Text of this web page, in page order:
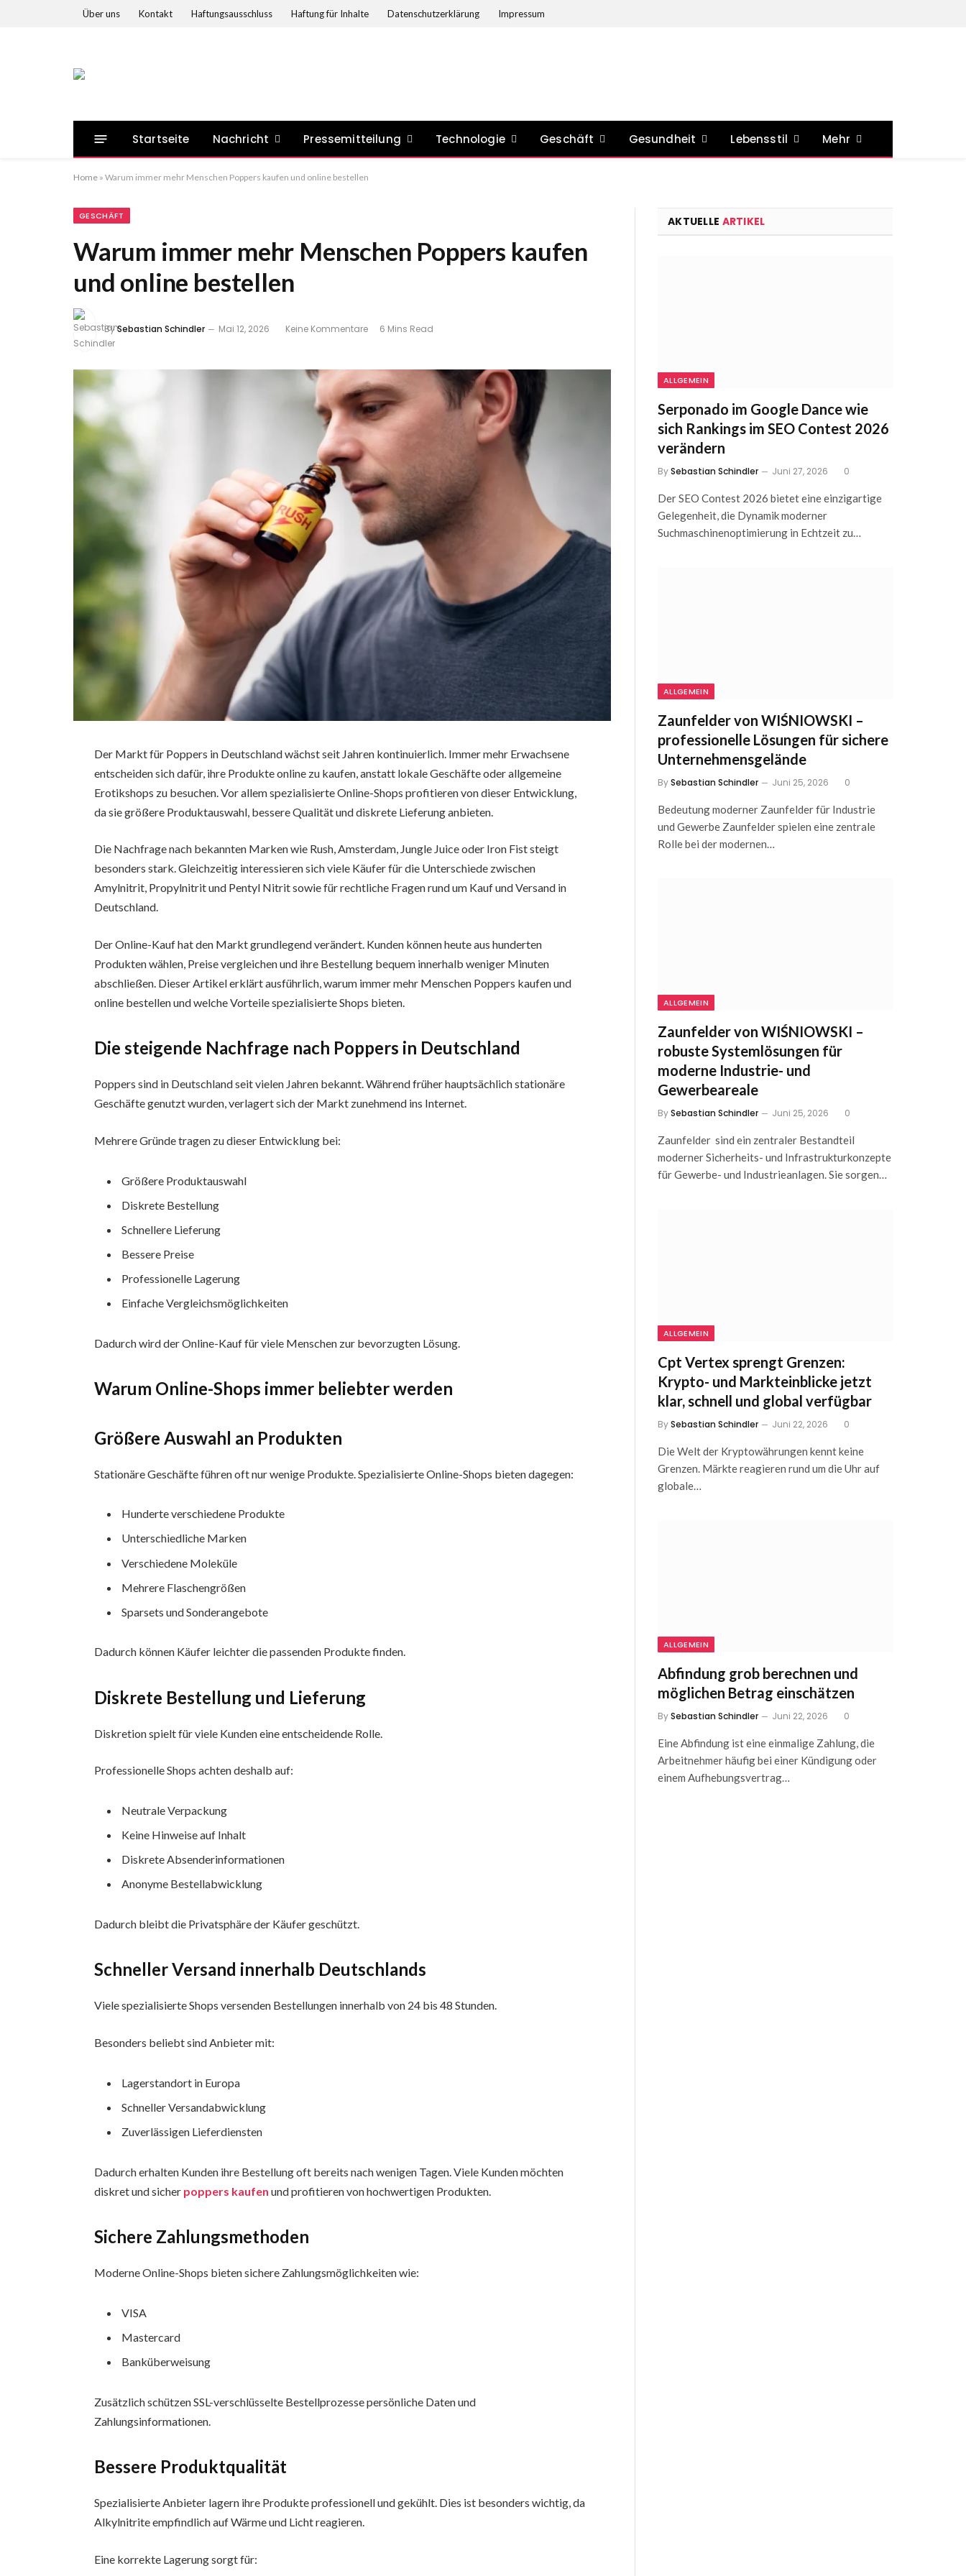
Über uns Kontakt Haftungsausschluss Haftung für Inhalte Datenschutzerklärung Impressum
Startseite Nachricht Pressemitteilung Technologie Geschäft Gesundheit Lebensstil Mehr
Home » Warum immer mehr Menschen Poppers kaufen und online bestellen
GESCHÄFT
Warum immer mehr Menschen Poppers kaufen
und online bestellen
BySebastian Schindler Mai 12, 2026 Keine Kommentare 6 Mins Read
Der Markt für Poppers in Deutschland wächst seit Jahren kontinuierlich. Immer mehr Erwachsene
entscheiden sich dafür, ihre Produkte online zu kaufen, anstatt lokale Geschäfte oder allgemeine
Erotikshops zu besuchen. Vor allem spezialisierte Online-Shops profitieren von dieser Entwicklung,
da sie größere Produktauswahl, bessere Qualität und diskrete Lieferung anbieten.
Die Nachfrage nach bekannten Marken wie Rush, Amsterdam, Jungle Juice oder Iron Fist steigt
besonders stark. Gleichzeitig interessieren sich viele Käufer für die Unterschiede zwischen
Amylnitrit, Propylnitrit und Pentyl Nitrit sowie für rechtliche Fragen rund um Kauf und Versand in
Deutschland.
Der Online-Kauf hat den Markt grundlegend verändert. Kunden können heute aus hunderten
Produkten wählen, Preise vergleichen und ihre Bestellung bequem innerhalb weniger Minuten
abschließen. Dieser Artikel erklärt ausführlich, warum immer mehr Menschen Poppers kaufen und
online bestellen und welche Vorteile spezialisierte Shops bieten.
Die steigende Nachfrage nach Poppers in Deutschland
Poppers sind in Deutschland seit vielen Jahren bekannt. Während früher hauptsächlich stationäre
Geschäfte genutzt wurden, verlagert sich der Markt zunehmend ins Internet.
Mehrere Gründe tragen zu dieser Entwicklung bei:
Größere Produktauswahl
Diskrete Bestellung
Schnellere Lieferung
Bessere Preise
Professionelle Lagerung
Einfache Vergleichsmöglichkeiten
Dadurch wird der Online-Kauf für viele Menschen zur bevorzugten Lösung.
Warum Online-Shops immer beliebter werden
Größere Auswahl an Produkten
Stationäre Geschäfte führen oft nur wenige Produkte. Spezialisierte Online-Shops bieten dagegen:
Hunderte verschiedene Produkte
Unterschiedliche Marken
Verschiedene Moleküle
Mehrere Flaschengrößen
Sparsets und Sonderangebote
Dadurch können Käufer leichter die passenden Produkte finden.
Diskrete Bestellung und Lieferung
Diskretion spielt für viele Kunden eine entscheidende Rolle.
Professionelle Shops achten deshalb auf:
Neutrale Verpackung
Keine Hinweise auf Inhalt
Diskrete Absenderinformationen
Anonyme Bestellabwicklung
Dadurch bleibt die Privatsphäre der Käufer geschützt.
Schneller Versand innerhalb Deutschlands
Viele spezialisierte Shops versenden Bestellungen innerhalb von 24 bis 48 Stunden.
Besonders beliebt sind Anbieter mit:
Lagerstandort in Europa
Schneller Versandabwicklung
Zuverlässigen Lieferdiensten
Dadurch erhalten Kunden ihre Bestellung oft bereits nach wenigen Tagen. Viele Kunden möchten
diskret und sicher poppers kaufen und profitieren von hochwertigen Produkten.
Sichere Zahlungsmethoden
Moderne Online-Shops bieten sichere Zahlungsmöglichkeiten wie:
VISA
Mastercard
Banküberweisung
Zusätzlich schützen SSL-verschlüsselte Bestellprozesse persönliche Daten und
Zahlungsinformationen.
Bessere Produktqualität
Spezialisierte Anbieter lagern ihre Produkte professionell und gekühlt. Dies ist besonders wichtig, da
Alkylnitrite empfindlich auf Wärme und Licht reagieren.
Eine korrekte Lagerung sorgt für:
AKTUELLE ARTIKEL
ALLGEMEIN
Serponado im Google Dance wie
sich Rankings im SEO Contest 2026
verändern
BySebastian Schindler Juni 27, 2026 0
Der SEO Contest 2026 bietet eine einzigartige
Gelegenheit, die Dynamik moderner
Suchmaschinenoptimierung in Echtzeit zu…
ALLGEMEIN
Zaunfelder von WIŚNIOWSKI –
professionelle Lösungen für sichere
Unternehmensgelände
BySebastian Schindler Juni 25, 2026 0
Bedeutung moderner Zaunfelder für Industrie
und Gewerbe Zaunfelder spielen eine zentrale
Rolle bei der modernen…
ALLGEMEIN
Zaunfelder von WIŚNIOWSKI –
robuste Systemlösungen für
moderne Industrie- und
Gewerbeareale
BySebastian Schindler Juni 25, 2026 0
Zaunfelder sind ein zentraler Bestandteil
moderner Sicherheits- und Infrastrukturkonzepte
für Gewerbe- und Industrieanlagen. Sie sorgen…
ALLGEMEIN
Cpt Vertex sprengt Grenzen:
Krypto- und Markteinblicke jetzt
klar, schnell und global verfügbar
BySebastian Schindler Juni 22, 2026 0
Die Welt der Kryptowährungen kennt keine
Grenzen. Märkte reagieren rund um die Uhr auf
globale…
ALLGEMEIN
Abfindung grob berechnen und
möglichen Betrag einschätzen
BySebastian Schindler Juni 22, 2026 0
Eine Abfindung ist eine einmalige Zahlung, die
Arbeitnehmer häufig bei einer Kündigung oder
einem Aufhebungsvertrag…